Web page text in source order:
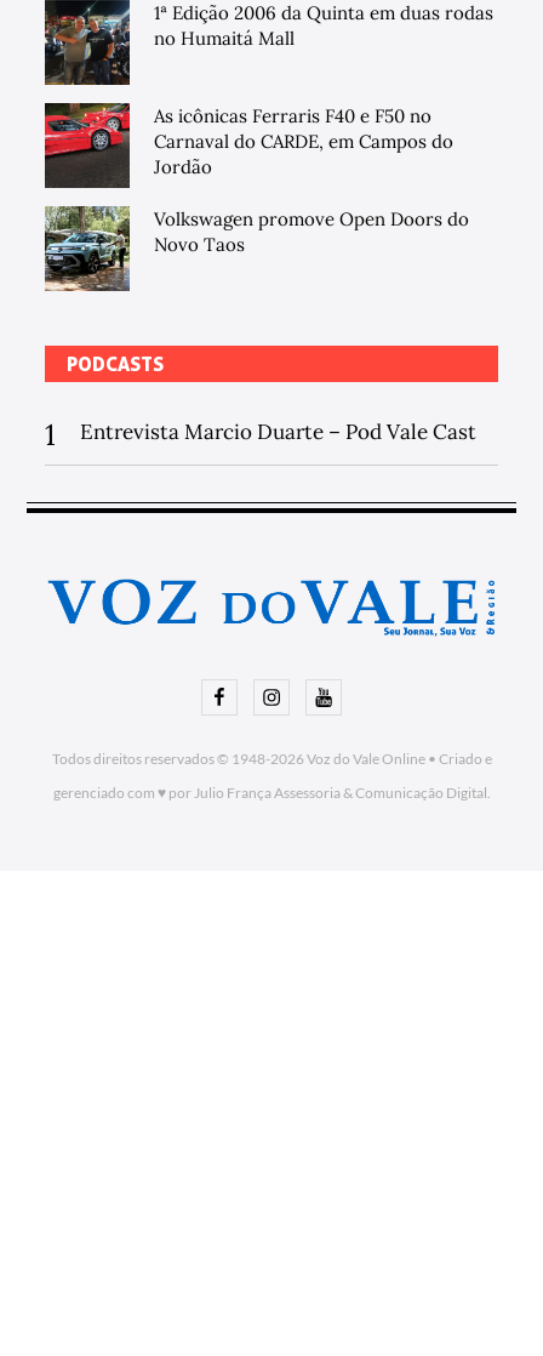
1ª Edição 2006 da Quinta em duas rodas
no Humaitá Mall
As icônicas Ferraris F40 e F50 no
Carnaval do CARDE, em Campos do
Jordão
Volkswagen promove Open Doors do
Novo Taos
PODCASTS
1 Entrevista Marcio Duarte – Pod Vale Cast
FacebookInstagramYoutube
Todos direitos reservados © 1948-2026Voz do Vale Online• Criado e
gerenciado com ♥ por Julio França Assessoria& Comunicação Digital.